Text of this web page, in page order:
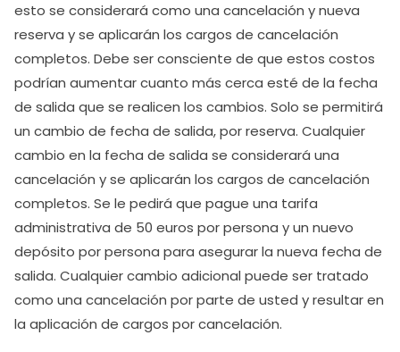
esto se considerará como una cancelación y nueva
reserva y se aplicarán los cargos de cancelación
completos. Debe ser consciente de que estos costos
podrían aumentar cuanto más cerca esté de la fecha
de salida que se realicen los cambios. Solo se permitirá
un cambio de fecha de salida, por reserva. Cualquier
cambio en la fecha de salida se considerará una
cancelación y se aplicarán los cargos de cancelación
completos. Se le pedirá que pague una tarifa
administrativa de 50 euros por persona y un nuevo
depósito por persona para asegurar la nueva fecha de
salida. Cualquier cambio adicional puede ser tratado
como una cancelación por parte de usted y resultar en
la aplicación de cargos por cancelación.